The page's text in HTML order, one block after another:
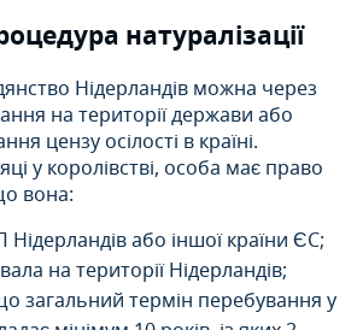
натуралізації
Нідерландів можна через
на території держави або
цензу осілості в країні.
у королівстві, особа має право
вона:
Нідерландів або іншої країни ЄС;
на території Нідерландів;
загальний термін перебування у